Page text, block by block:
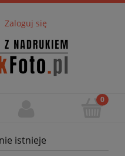
Zaloguj się
istnieje